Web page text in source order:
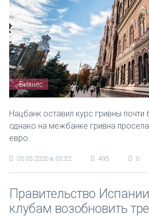
Бизнес
Нацбанк оставил курс гривны почти
однако на межбанке гривна
евро.
05.05.2020 в 05:32 495 0
Правительство
клубам возобновить